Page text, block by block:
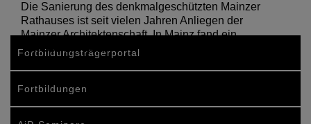
Die Sanierung des denkmalgeschützten Mainzer
Rathauses ist seit vielen Jahren Anliegen der
Mainzer Architektenschaft. In Mainz fand ein
Symposium statt.
Fortbildungsträgerportal
Fortbildungen